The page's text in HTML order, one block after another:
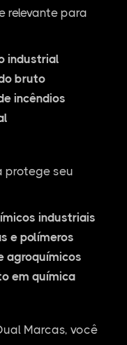
relevante para
industrial
bruto
incêndios
protege seu
industriais
e polímeros
agroquímicos
em química
Marcas, você